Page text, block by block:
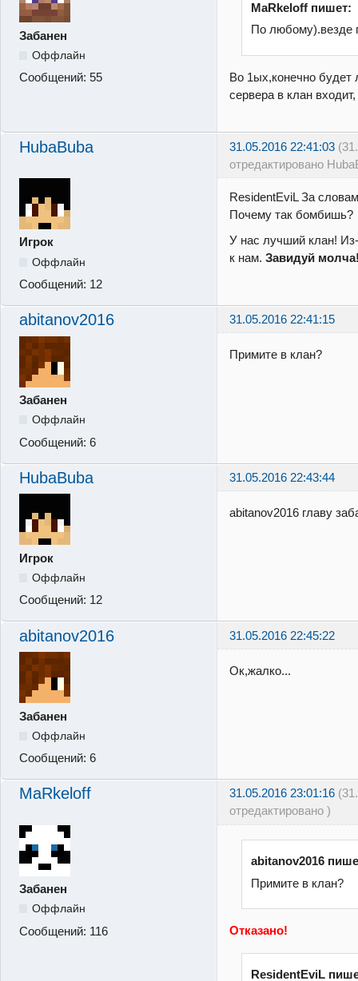
Забанен
Оффлайн
Сообщений: 55
MaRkeloff пишет:
По любому).везде
Во 1ых,конечно
сервера в клан
HubaBuba 31.05.2016 22:41:03
отредактировано
Игрок
Оффлайн
Сообщений: 12
ResidentEviL За
Почему так бомбишь?
У нас лучший клан! Из-
к нам. Завидуй
abitanov2016 31.05.2016 22:41:15
Забанен
Оффлайн
Сообщений: 6
Примите в клан?
HubaBuba 31.05.2016 22:43:44
Игрок
Оффлайн
Сообщений: 12
abitanov2016 главу
abitanov2016 31.05.2016 22:45:22
Забанен
Оффлайн
Сообщений: 6
Ок,жалко...
MaRkeloff 31.05.2016 23:01:16
отредактировано )
Забанен
Оффлайн
Сообщений: 116
abitanov2016
Примите в клан?
Отказано!
ResidentEviL